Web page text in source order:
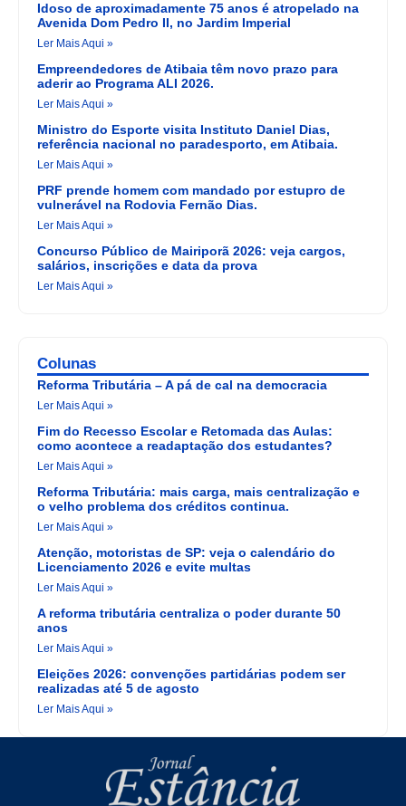
Idoso de aproximadamente 75 anos é atropelado na
Avenida Dom Pedro II, no Jardim Imperial
Ler Mais Aqui »
Empreendedores de Atibaia têm novo prazo para
aderir ao Programa ALI 2026.
Ler Mais Aqui »
Ministro do Esporte visita Instituto Daniel Dias,
referência nacional no paradesporto, em Atibaia.
Ler Mais Aqui »
PRF prende homem com mandado por estupro de
vulnerável na Rodovia Fernão Dias.
Ler Mais Aqui »
Concurso Público de Mairiporã 2026: veja cargos,
salários, inscrições e data da prova
Ler Mais Aqui »
Colunas
Reforma Tributária – A pá de cal na democracia
Ler Mais Aqui »
Fim do Recesso Escolar e Retomada das Aulas:
como acontece a readaptação dos estudantes?
Ler Mais Aqui »
Reforma Tributária: mais carga, mais centralização e
o velho problema dos créditos continua.
Ler Mais Aqui »
Atenção, motoristas de SP: veja o calendário do
Licenciamento 2026 e evite multas
Ler Mais Aqui »
A reforma tributária centraliza o poder durante 50
anos
Ler Mais Aqui »
Eleições 2026: convenções partidárias podem ser
realizadas até 5 de agosto
Ler Mais Aqui »